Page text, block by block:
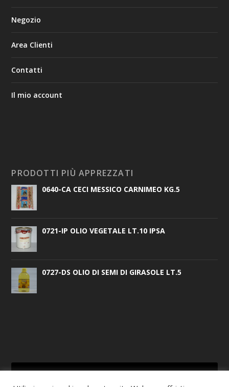
Negozio
Area Clienti
Contatti
Il mio account
PRODOTTI PIÙ APPREZZATI
0640-CA CECI MESSICO CARNIMEO KG.5
0721-IP OLIO VEGETALE LT.10 IPSA
0727-DS OLIO DI SEMI DI GIRASOLE LT.5